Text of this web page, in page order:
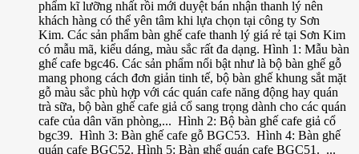
phẩm kĩ lưỡng nhất rồi mới duyệt bán nhận thanh lý nên
khách hàng có thể yên tâm khi lựa chọn tại công ty Sơn
Kim. Các sản phẩm bàn ghế cafe thanh lý giá rẻ tại Sơn Kim
có mẫu mã, kiểu dáng, màu sắc rất đa dạng. Hình 1: Mẫu bàn
ghế cafe bgc46. Các sản phẩm nổi bật như là bộ bàn ghế gỗ
mang phong cách đơn giản tinh tế, bộ bàn ghế khung sắt mặt
gỗ màu sắc phù hợp với các quán cafe năng động hay quán
trà sữa, bộ bàn ghế cafe giả cổ sang trọng dành cho các quán
cafe của dân văn phòng,... Hình 2: Bộ bàn ghế cafe giả cổ
bgc39. Hình 3: Bàn ghế cafe gỗ BGC53. Hình 4: Bàn ghế
quán cafe BGC52. Hình 5: Bàn ghế quán cafe BGC51. ...